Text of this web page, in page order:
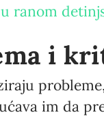
ranom
i
im da
Early Years Blog
updates